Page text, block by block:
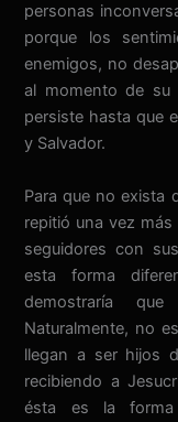
personas
porque los
enemigos, no
al momento de su
persiste hasta que
y Salvador.
Para que no exista
repitió una vez
seguidores con
esta forma
demostraría
Naturalmente, no
llegan a ser hijos
recibiendo a
ésta es la forma